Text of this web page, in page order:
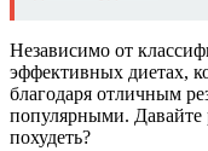
Независимо от
эффективных диетах,
благодаря отличным
популярными. Давайте
похудеть?